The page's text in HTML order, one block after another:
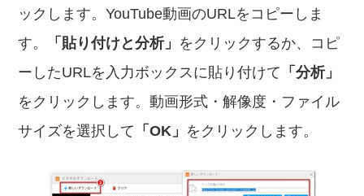
ックします。YouTube動画のURLをコピーしま
す。
「貼り付けと分析」 をクリックするか、コピ
ーしたURLを入力ボックスに貼り付けて 「分析」
をクリックします。動画形式・解像度・ファイル
サイズを選択して 「OK」 をクリックします。